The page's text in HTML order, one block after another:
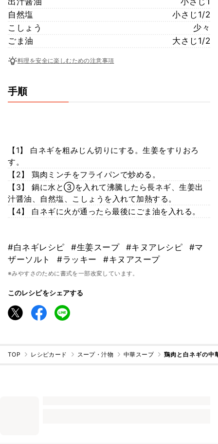
自然塩
小さじ1/2
こしょう
少々
ごま油
大さじ1/2
料理を安全に楽しむための注意事項
手順
【1】 白ネギを粗みじん切りにする。生姜をすりおろ
す。
【2】 鶏肉ミンチをフライパンで炒める。
【3】 鍋に水と③を入れて沸騰したら長ネギ、生姜出
汁醤油、自然塩、こしょうを入れて加熱する。
【4】 白ネギに火が通ったら最後にごま油を入れる。
#白ネギレシピ #生姜スープ #キヌアレシピ
#マ
ザーソルト
#ラッキー #キヌアスープ
※みやすさのために書式を一部改変しています。
このレシピをシェアする
TOP レシピカード スープ・汁物 中華スープ 鶏肉と白ネギの中